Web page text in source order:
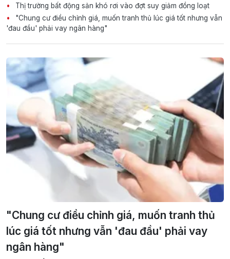
Thị trường bất động sản khó rơi vào đợt suy giảm đồng loạt
"Chung cư điều chỉnh giá, muốn tranh thủ lúc giá tốt nhưng vẫn
'đau đầu' phải vay ngân hàng"
"Chung cư điều chỉnh giá, muốn tranh thủ
lúc giá tốt nhưng vẫn 'đau đầu' phải vay
ngân hàng"